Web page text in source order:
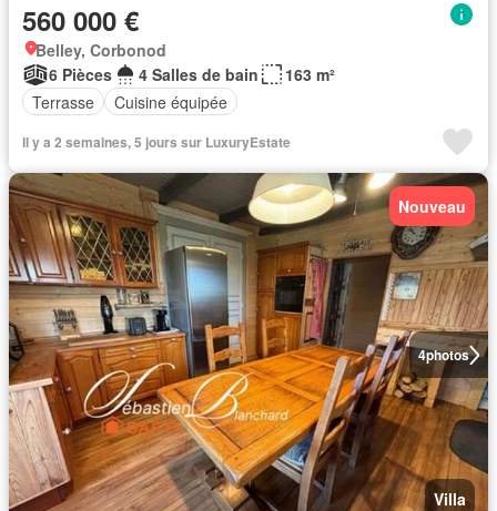
560 000 €
Belley, Corbonod
6 Pièces
4 Salles de bain
163 m²
Terrasse
Cuisine équipée
Il y a 2 semaines, 5 jours sur LuxuryEstate
4photos
Nouveau
Villa